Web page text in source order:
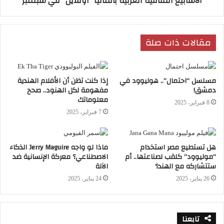
حاملا حبا وحلويات، لكنه ابنك أيضا، تكتشف
حين تخرج معه أنه يخشى عبور الطريق وحده،
يلتصق بك كصغير ملتزم، كنت أظنه يبالغ، وحين
تركته مرة لم يتحرك فعلا ولم يجرؤ على العبور،
وانتظر حتى خلا الشارع تماما ليلحق بي، مطلقا
دفعة من الاتهامات الساخرة.
مقالات ذات صلة
مسلسل “احتمال”.. هوليوود في
دمشق!
8 فبراير، 2025
إذا كنت تظن أن الأفلام الهندية
مفهومة لكل الهنود.. صحح
معلوماتك
7 فبراير، 2025
هل تستطيع مصر استخدام
“موليوود” كلقب لصناعتها.. أم
ستتشاركه مع الهند؟
26 يناير، 2025
ماذا لو واجه Jerry Maguire الذكاء
الاصطناعي؟ معركة الإنسانية ضد
الآلة
24 يناير، 2025
تابعنا